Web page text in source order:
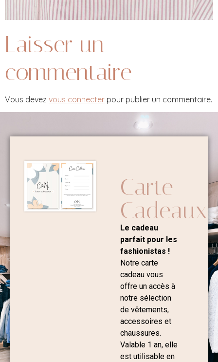
Laisser un
commentaire
Vous devez vous connecter pour publier un commentaire.
Carte
Cadeaux
Le cadeau
parfait pour les
fashionistas !
Notre carte
cadeau vous
offre un accès à
notre sélection
de vêtements,
accessoires et
chaussures.
Valable 1 an, elle
est utilisable en